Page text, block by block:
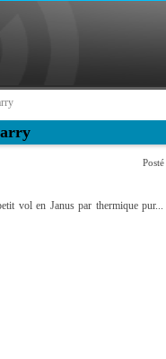
vol en Janus par thermique